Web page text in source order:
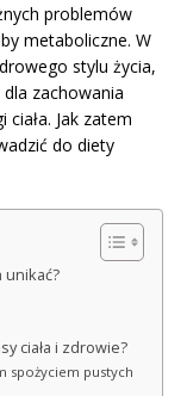
problemów
metaboliczne. W
stylu życia,
zachowania
Jak zatem
do diety
unikać?
ciała i zdrowie?
spożyciem pustych